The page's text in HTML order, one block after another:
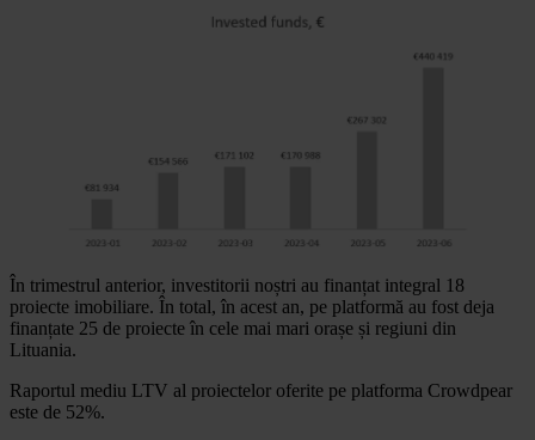
În trimestrul anterior, investitorii noștri au finanțat integral 18
proiecte imobiliare. În total, în acest an, pe platformă au fost deja
finanțate 25 de proiecte în cele mai mari orașe și regiuni din
Lituania.
Raportul mediu LTV al proiectelor oferite pe platforma Crowdpear
este de 52%.